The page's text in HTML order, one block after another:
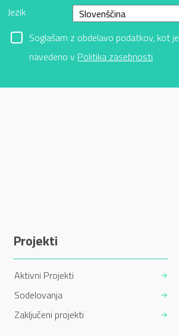
Jezik
Soglašam z obdelavo podatkov, kot je
navedeno v Politika zasebnosti
Projekti
Aktivni Projekti
Sodelovanja
Zaključeni projekti